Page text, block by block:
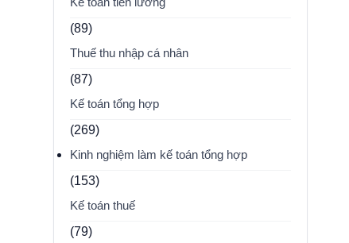
(89)
Thuế thu nhập cá nhân
(87)
Kế toán tổng hợp
(269)
Kinh nghiệm làm kế toán tổng hợp
(153)
Kế toán thuế
(79)